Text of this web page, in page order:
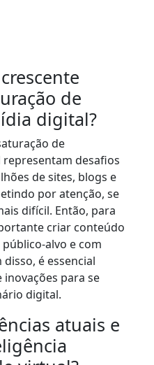
de
digital?
de
desafios
de sites, blogs e
por atenção, se
difícil. Então, para
criar conteúdo
alvo e com
é essencial
para se
digital.
atuais e